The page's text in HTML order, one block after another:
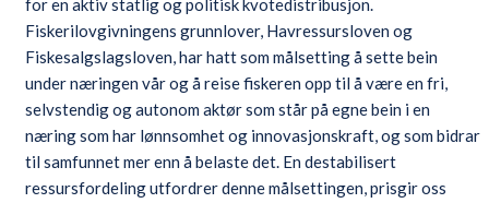
for en aktiv statlig og politisk kvotedistribusjon.
Fiskerilovgivningens grunnlover, Havressursloven og
Fiskesalgslagsloven, har hatt som målsetting å sette bein
under næringen vår og å reise fiskeren opp til å være en fri,
selvstendig og autonom aktør som står på egne bein i en
næring som har lønnsomhet og innovasjonskraft, og som bidrar
til samfunnet mer enn å belaste det. En destabilisert
ressursfordeling utfordrer denne målsettingen, prisgir oss